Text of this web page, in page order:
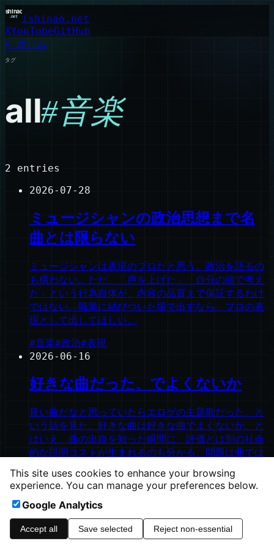
ishinao.net
XYouTubeGitHub
← ホーム
タグ
all#音楽
2 entries
2026-07-28
ミュージシャンの政治思想まで名
曲とは限らない
ミュージシャンは表現のプロだと思う。政治を語るの
も構わない。ただ、「声を上げた」「自分の頭で考え
た」という行為自体が、内容の品質まで保証するわけ
ではない。職業に結びついた場で出すなら、プロの表
現として出してほしい。
#音楽#政治#表現
2026-06-16
好きな曲だった、でよくないか
良い曲だなと思っていたらエロゲの主題歌だった、と
いう話を見た。好きな曲は好きな曲でよくないか。と
はいえ、曲の出自を知った瞬間に、評価とは別の社会
的な説明コストが生まれるのも分かる。問題は曲では
# essay #音楽#エロゲ+1
©2026
ishinao.net
heavymoons.netAmpless CMS
This site uses cookies to enhance your browsing
experience. You can manage your preferences below.
Google Analytics
Accept all Save selected Reject non-essential